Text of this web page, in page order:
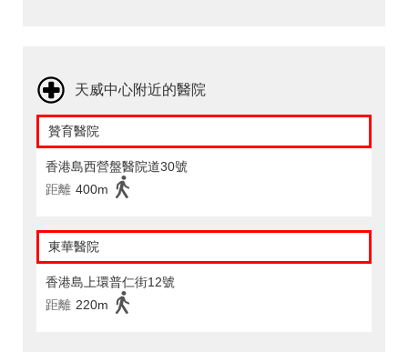
天威中心附近的醫院
贊育醫院
香港島西營盤醫院道30號
距離 400m
東華醫院
香港島上環普仁街12號
距離 220m